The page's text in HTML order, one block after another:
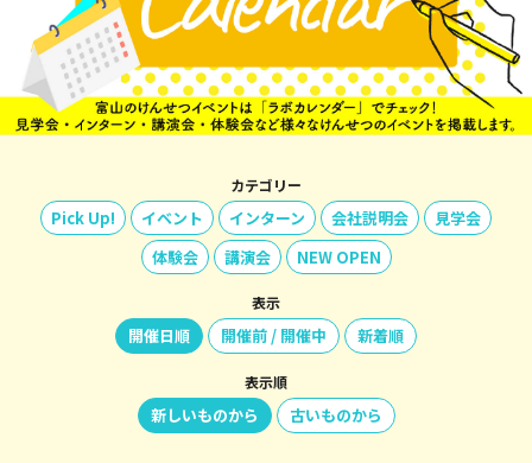
カテゴリー
Pick Up! イベント インターン 会社説明会
見学会
体験会
講演会 NEW OPEN
表示
開催日順 開催前 / 開催中 新着順
表示順
新しいものから 古いものから